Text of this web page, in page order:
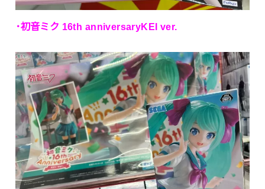
･初音ミク 16th anniversaryKEI ver.